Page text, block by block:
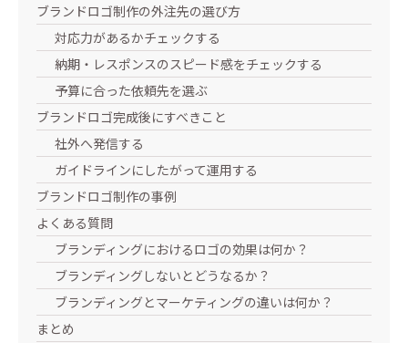
ブランドロゴ制作の外注先の選び方
対応力があるかチェックする
納期・レスポンスのスピード感をチェックする
予算に合った依頼先を選ぶ
ブランドロゴ完成後にすべきこと
社外へ発信する
ガイドラインにしたがって運用する
ブランドロゴ制作の事例
よくある質問
ブランディングにおけるロゴの効果は何か？
ブランディングしないとどうなるか？
ブランディングとマーケティングの違いは何か？
まとめ